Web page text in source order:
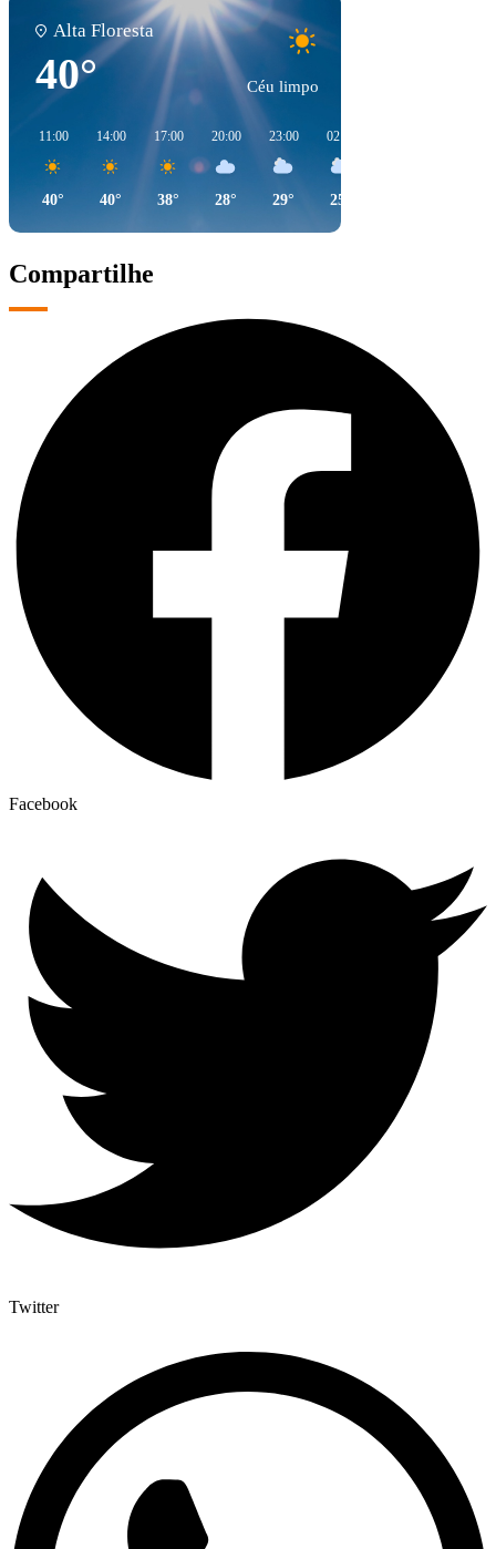
Alta Floresta
40° Céu limpo
11:00
40°
14:00
40°
17:00
38°
20:00
28°
23:00
29°
02:00
25°
Compartilhe
Facebook
Twitter